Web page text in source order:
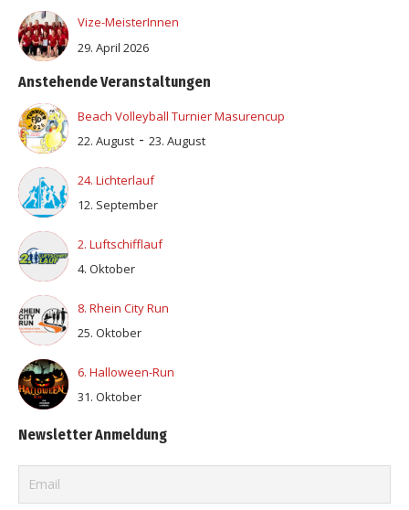
Vize-MeisterInnen
29. April 2026
Anstehende Veranstaltungen
Beach Volleyball Turnier Masurencup
22. August - 23. August
24. Lichterlauf
12. September
2. Luftschifflauf
4. Oktober
8. Rhein City Run
25. Oktober
6. Halloween-Run
31. Oktober
Newsletter Anmeldung